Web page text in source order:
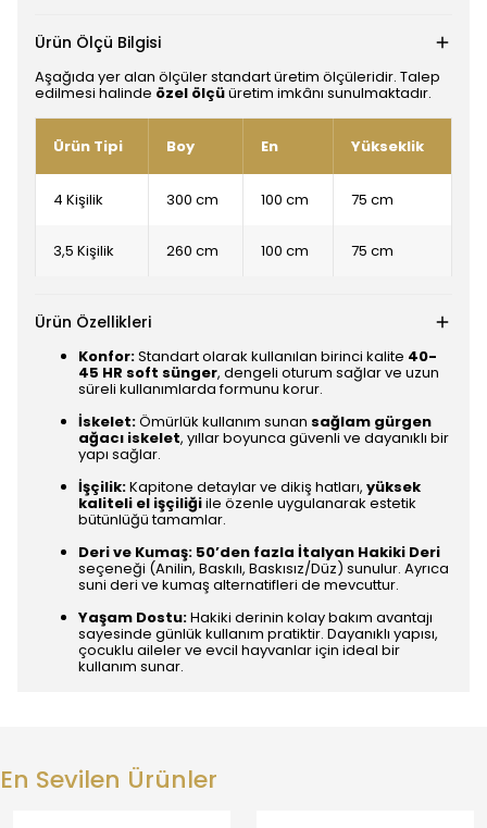
Ürün Ölçü Bilgisi
Aşağıda yer alan ölçüler standart üretim ölçüleridir. Talep
edilmesi halinde özel ölçüüretim imkânı sunulmaktadır.
Ürün Tipi Boy En Yükseklik
4 Kişilik 300 cm 100 cm 75 cm
3,5 Kişilik 260 cm 100 cm 75 cm
Ürün Özellikleri
Konfor:Standart olarak kullanılan birinci kalite 40-
45 HR soft sünger, dengeli oturum sağlar ve uzun
süreli kullanımlarda formunu korur.
İskelet:Ömürlük kullanım sunan sağlam gürgen
ağacı iskelet, yıllar boyunca güvenli ve dayanıklı bir
yapı sağlar.
İşçilik:Kapitone detaylar ve dikiş hatları, yüksek
kaliteli el işçiliğiile özenle uygulanarak estetik
bütünlüğü tamamlar.
Deri ve Kumaş: 50’den fazla İtalyan Hakiki Deri
seçeneği (Anilin, Baskılı, Baskısız/Düz) sunulur. Ayrıca
suni deri ve kumaş alternatifleri de mevcuttur.
Yaşam Dostu:Hakiki derinin kolay bakım avantajı
sayesinde günlük kullanım pratiktir. Dayanıklı yapısı,
çocuklu aileler ve evcil hayvanlar için ideal bir
kullanım sunar.
En Sevilen Ürünler